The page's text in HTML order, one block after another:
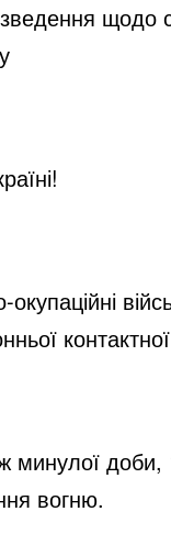
щодо
окупаційні
минулої доби,
вогню.